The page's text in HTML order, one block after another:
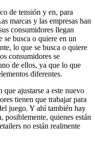
de tensión y en, para
marcas y las empresas han
consumidores llegan
se busca o quiere en un
lo que se busca o quiere
consumidores se
de ellos, ya que lo que
diferentes.
que ajustarse a este nuevo
tienen que trabajar para
juego. Y ahí también hay
posiblemente, quienes están
no están realmente